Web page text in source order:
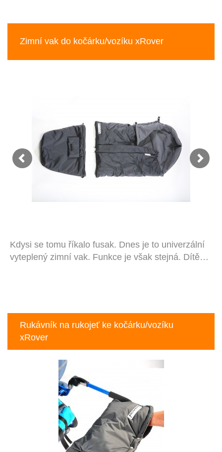
Zimní vak do kočárku/vozíku xRover
Kdysi se tomu říkalo fusak. Dnes je to univerzální
vyteplený zimní vak. Funkce je však stejná. Dítě…
Rukávník na rukojeť ke kočárku/vozíku
xRover